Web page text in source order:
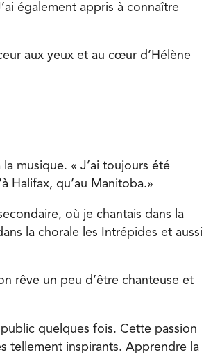
également appris à connaître
aux yeux et au cœur d’Hélène
musique. « J’ai toujours été
Halifax, qu’au Manitoba.»
où je chantais dans la
la chorale les Intrépides et aussi
rêve un peu d’être chanteuse et
quelques fois. Cette passion
tellement inspirants. Apprendre la